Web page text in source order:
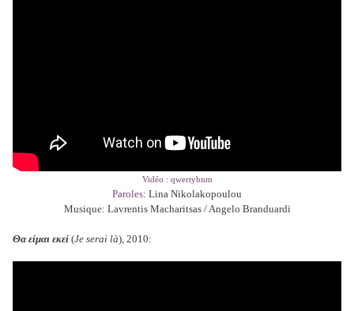
Vidéo : qwertybnm
Paroles: Lina Nikolakopoulou
Musique: Lavrentis Macharitsas / Angelo Branduardi
Θα είμαι εκεί (Je serai là), 2010: